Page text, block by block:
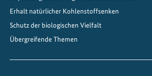
Erhalt natürlicher Kohlenstoffsenken
Schutz der biologischen Vielfalt
Übergreifende Themen